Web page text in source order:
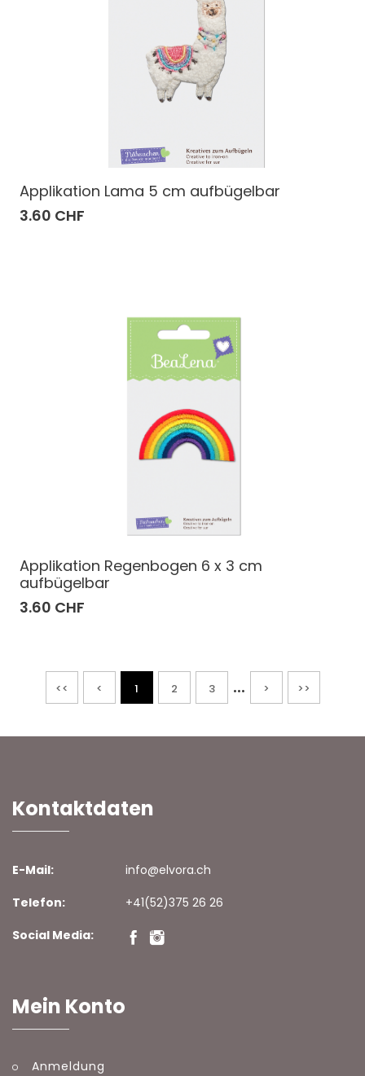
Applikation Lama 5 cm aufbügelbar
3.60 CHF
Applikation Regenbogen 6 x 3 cm
aufbügelbar
3.60 CHF
<< < 1 2 3 ... > >>
Kontaktdaten
E-Mail:
info@elvora.ch
Telefon:
+41(52)375 26 26
Social Media:
Mein Konto
Anmeldung